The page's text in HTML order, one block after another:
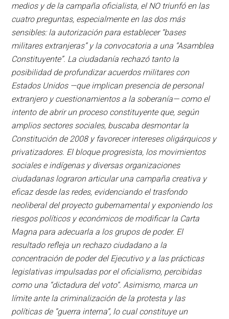
medios y de la campaña oficialista, el NO triunfó en las
cuatro preguntas, especialmente en las dos más
sensibles: la autorización para establecer “bases
militares extranjeras” y la convocatoria a una “Asamblea
Constituyente”. La ciudadanía rechazó tanto la
posibilidad de profundizar acuerdos militares con
Estados Unidos —que implican presencia de personal
extranjero y cuestionamientos a la soberanía— como el
intento de abrir un proceso constituyente que, según
amplios sectores sociales, buscaba desmontar la
Constitución de 2008 y favorecer intereses oligárquicos y
privatizadores. El bloque progresista, los movimientos
sociales e indígenas y diversas organizaciones
ciudadanas lograron articular una campaña creativa y
eficaz desde las redes, evidenciando el trasfondo
neoliberal del proyecto gubernamental y exponiendo los
riesgos políticos y económicos de modificar la Carta
Magna para adecuarla a los grupos de poder. El
resultado refleja un rechazo ciudadano a la
concentración de poder del Ejecutivo y a las prácticas
legislativas impulsadas por el oficialismo, percibidas
como una “dictadura del voto”. Asimismo, marca un
límite ante la criminalización de la protesta y las
políticas de “guerra interna”, lo cual constituye un